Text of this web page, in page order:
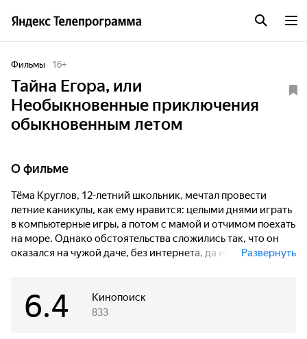
Фильмы 16+
Тайна Егора, или
Необыкновенные приключения
обыкновенным летом
О фильме
Тёма Круглов, 12-летний школьник, мечтал провести
летние каникулы, как ему нравится: целыми днями играть
в компьютерные игры, а потом с мамой и отчимом поехать
на море. Однако обстоятельства сложились так, что он
оказался на чужой даче, без интернета, да ещё в компании
загадочные события, которые происходят в развалинах
старинной усадьбы, находящейся недалеко от дачи...
Развернуть
Кинопоиск
6.4 833